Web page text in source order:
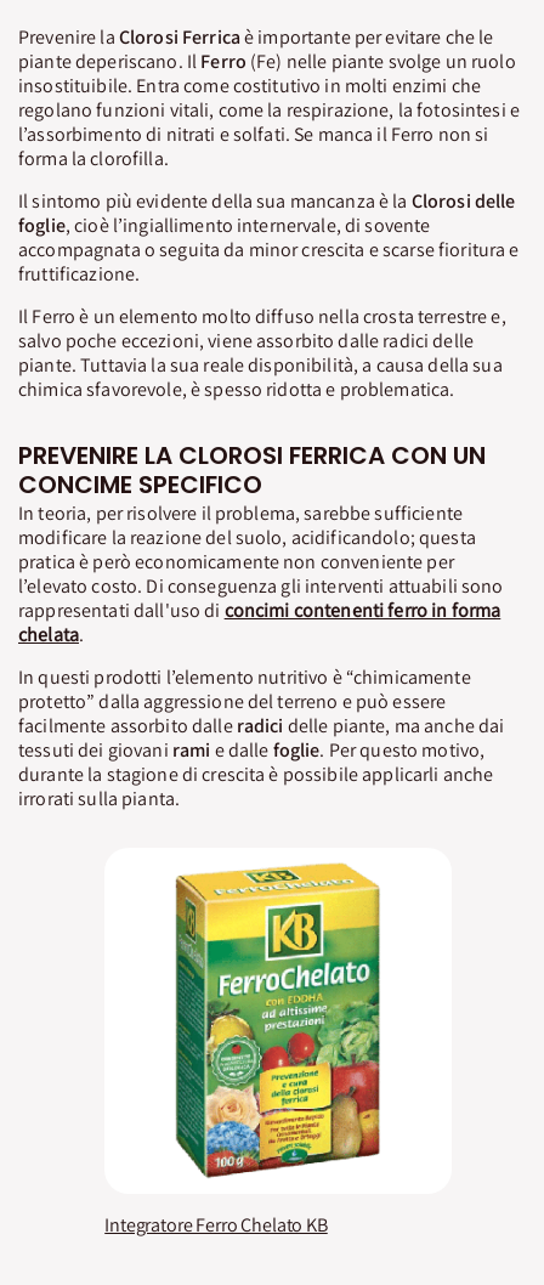
Prevenire laClorosi Ferricaè importante per evitare che le
piante deperiscano. IlFerro (Fe) nelle piante svolge un ruolo
insostituibile. Entra come costitutivo in molti enzimi che
regolano funzioni vitali, come la respirazione, la fotosintesi e
l’assorbimento di nitrati e solfati. Se manca il Ferro non si
forma la clorofilla.
Il sintomo più evidente della sua mancanza è la Clorosi delle
foglie, cioè l’ingiallimento internervale, di sovente
accompagnata o seguita da minor crescita e scarse fioritura e
fruttificazione.
Il Ferro è un elemento molto diffuso nella crosta terrestre e,
salvo poche eccezioni, viene assorbito dalle radici delle
piante. Tuttavia la sua reale disponibilità, a causa della sua
chimica sfavorevole, è spesso ridotta e problematica.
PREVENIRE LA CLOROSI FERRICA CON UN
CONCIME SPECIFICO
In teoria, per risolvere il problema, sarebbe sufficiente
modificare la reazione del suolo, acidificandolo; questa
pratica è però economicamente non conveniente per
l’elevato costo. Di conseguenza gli interventi attuabili sono
rappresentati dall'uso di concimi contenenti ferro in forma
chelata.
In questi prodotti l’elemento nutritivo è “chimicamente
protetto” dalla aggressione del terreno e può essere
facilmente assorbito dalleradici delle piante, ma anche dai
tessuti dei giovani rami e dallefoglie. Per questo motivo,
durante la stagione di crescita è possibile applicarli anche
irrorati sulla pianta.
Integratore Ferro Chelato KB